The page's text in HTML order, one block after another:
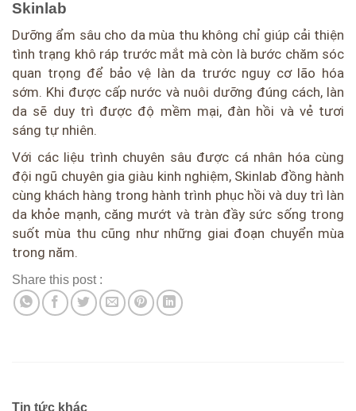
Skinlab
Dưỡng ẩm sâu cho da mùa thu không chỉ giúp cải thiện
tình trạng khô ráp trước mắt mà còn là bước chăm sóc
quan trọng để bảo vệ làn da trước nguy cơ lão hóa
sớm. Khi được cấp nước và nuôi dưỡng đúng cách, làn
da sẽ duy trì được độ mềm mại, đàn hồi và vẻ tươi
sáng tự nhiên.
Với các liệu trình chuyên sâu được cá nhân hóa cùng
đội ngũ chuyên gia giàu kinh nghiệm, Skinlab đồng hành
cùng khách hàng trong hành trình phục hồi và duy trì làn
da khỏe mạnh, căng mướt và tràn đầy sức sống trong
suốt mùa thu cũng như những giai đoạn chuyển mùa
trong năm.
Share this post :
Tin tức khác